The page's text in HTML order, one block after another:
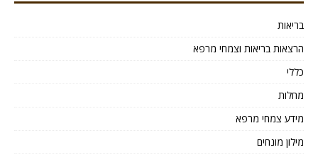
בריאות
הרצאות בריאות וצמחי מרפא
כללי
מחלות
מידע צמחי מרפא
מילון מונחים